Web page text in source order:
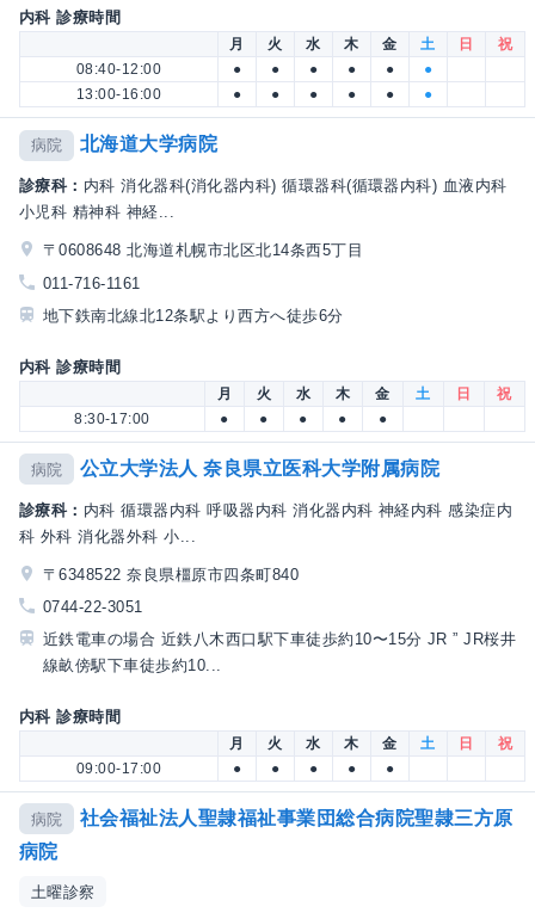
内科 診療時間
月 火 水 木 金 土 日
祝
08:40-12:00
● ● ● ● ●
●
13:00-16:00
● ● ● ● ● ●
病院 北海道大学病院
診療科： 内科 消化器科(消化器内科) 循環器科(循環器内科) 血液内科
小児科 精神科 神経...
〒0608648 北海道札幌市北区北14条西5丁目
011-716-1161
地下鉄南北線北12条駅より西方へ徒歩6分
内科 診療時間
月 火 水 木 金 土 日
祝
8:30-17:00
● ● ● ● ●
病院 公立大学法人 奈良県立医科大学附属病院
診療科： 内科 循環器内科 呼吸器内科 消化器内科 神経内科 感染症内
科 外科 消化器外科 小...
〒6348522 奈良県橿原市四条町840
0744-22-3051
近鉄電車の場合 近鉄八木西口駅下車徒歩約10〜15分 JR ” JR桜井
線畝傍駅下車徒歩約10...
内科 診療時間
月 火 水 木 金 土 日
祝
09:00-17:00
● ● ● ● ●
病院
社会福祉法人聖隷福祉事業団総合病院聖隷三方原
病院
土曜診察